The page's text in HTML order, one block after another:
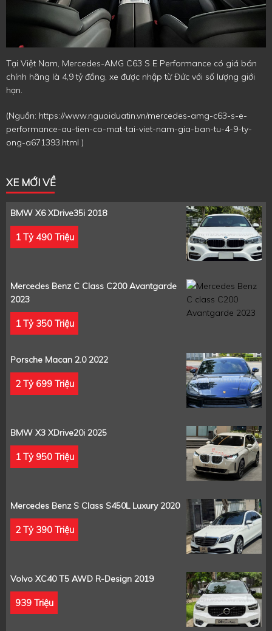
Tại Việt Nam, Mercedes-AMG C63 S E Performance có giá bán
chính hãng là 4,9 tỷ đồng, xe được nhập từ Đức với số lượng giới
hạn.
(Nguồn: https://www.nguoiduatin.vn/mercedes-amg-c63-s-e-
performance-au-tien-co-mat-tai-viet-nam-gia-ban-tu-4-9-ty-
ong-a671393.html )
XE MỚI VỀ
BMW X6 XDrive35i 2018
1 Tỷ 490 Triệu
Mercedes Benz C Class C200 Avantgarde
2023
1 Tỷ 350 Triệu
Porsche Macan 2.0 2022
2 Tỷ 699 Triệu
BMW X3 XDrive20i 2025
1 Tỷ 950 Triệu
Mercedes Benz S Class S450L Luxury 2020
2 Tỷ 390 Triệu
Volvo XC40 T5 AWD R-Design 2019
939 Triệu